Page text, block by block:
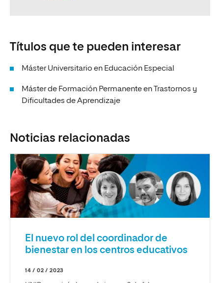
Títulos que te pueden interesar
Máster Universitario en Educación Especial
Máster de Formación Permanente en Trastornos y
Dificultades de Aprendizaje
Noticias relacionadas
El nuevo rol del coordinador de
bienestar en los centros educativos
14 / 02 / 2023